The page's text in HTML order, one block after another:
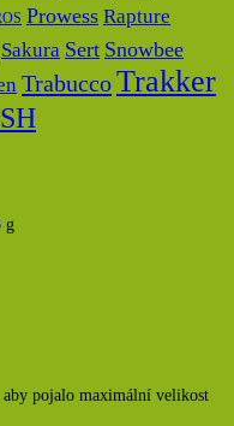
Prowess Rapture
Sakura Sert Snowbee
TrabuccoTrakker
g
pojalo maximální velikost